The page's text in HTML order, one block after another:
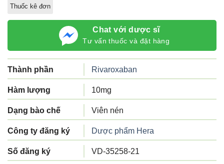
Chat với dược sĩ
Tư vấn thuốc và đặt hàng
Thuốc kê đơn
Thành phần Rivaroxaban
Hàm lượng 10mg
Dạng bào chế Viên nén
Công ty đăng ký Dược phẩm Hera
Số đăng ký VD-35258-21